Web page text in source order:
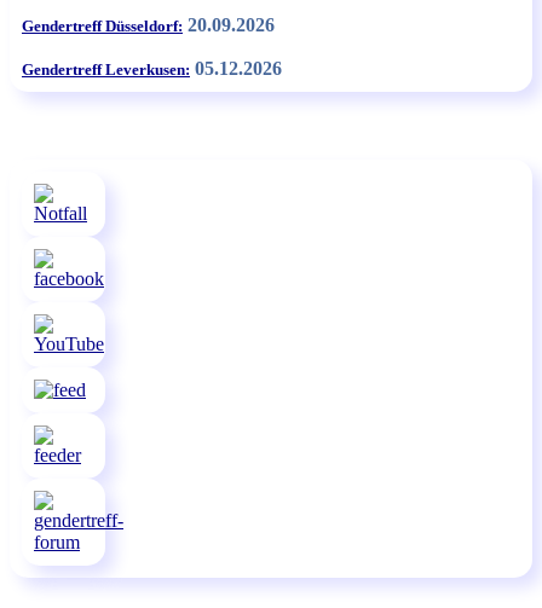
Gendertreff Düsseldorf: 20.09.2026
Gendertreff Leverkusen: 05.12.2026